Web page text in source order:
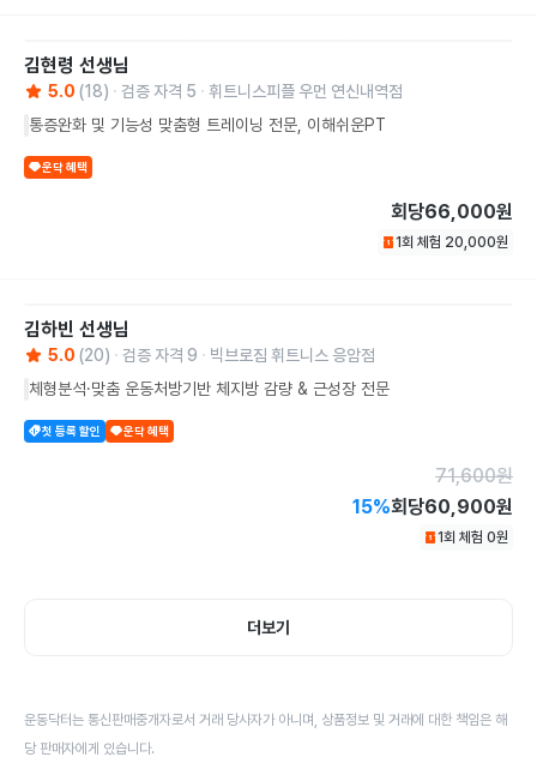
김현령 선생님
5.0 (18) 검증 자격 5
휘트니스피플 우먼 연신내역점
통증완화 및 기능성 맞춤형 트레이닝 전문, 이해쉬운PT
운닥 혜택
회당66,000원
1회 체험 20,000원
김하빈 선생님
5.0 (20) 검증 자격 9
빅브로짐 휘트니스 응암점
체형분석·맞춤 운동처방기반 체지방 감량 & 근성장 전문
첫 등록 할인 운닥 혜택
71,600원
15%회당60,900원
1회 체험 0원
더보기
운동닥터는 통신판매중개자로서 거래 당사자가 아니며, 상품정보 및 거래에 대한 책임은 해
당 판매자에게 있습니다.